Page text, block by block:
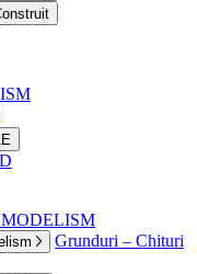
Grunduri – Chituri